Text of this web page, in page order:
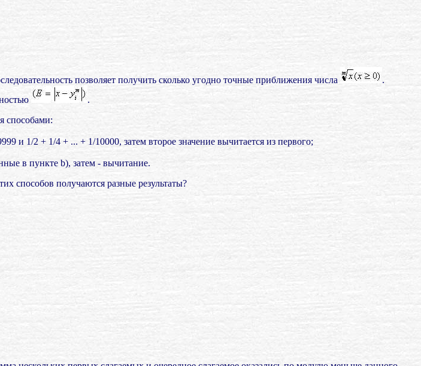
позволяет получить сколько угодно точные приближения числа
.
.
способами:
и 1/2 + 1/4 + ... + 1/10000, затем второе значение вычитается из первого;
в пункте b), затем - вычитание.
способов получаются разные результаты?